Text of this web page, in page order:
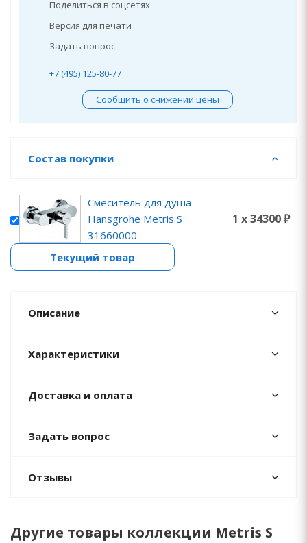
Поделиться в соцсетях
Версия для печати
Задать вопрос
+7 (495) 125-80-77
Сообщить о снижении цены
Состав покупки
Смеситель для душа
Hansgrohe Metris S
31660000
1 x 34300 ₽
Текущий товар
Описание
Характеристики
Доставка и оплата
Задать вопрос
Отзывы
Другие товары коллекции Metris S